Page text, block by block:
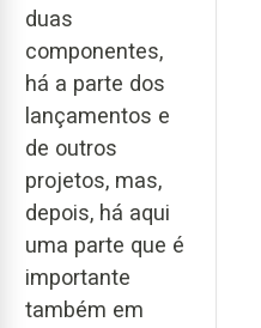
duas
componentes,
há a parte dos
lançamentos e
de outros
projetos, mas,
depois, há aqui
uma parte que é
importante
também em